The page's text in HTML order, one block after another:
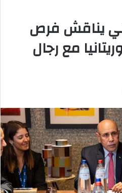
يناقش فرص
مع رجال